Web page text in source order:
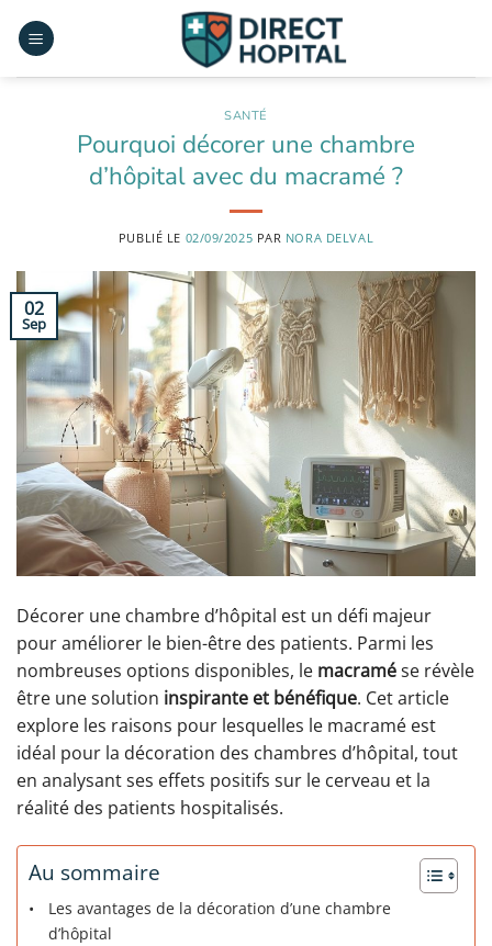
au
SANTÉ
Pourquoi décorer une chambre
d’hôpital avec du macramé ?
PUBLIÉ LE 02/09/2025 PAR NORA DELVAL
02
Sep
Décorer une chambre d’hôpital est un défi majeur
pour améliorer le bien-être des patients. Parmi les
nombreuses options disponibles, le macramése révèle
être une solution inspirante et bénéfique. Cet article
explore les raisons pour lesquelles le macramé est
idéal pour la décoration des chambres d’hôpital, tout
en analysant ses effets positifs sur le cerveau et la
réalité des patients hospitalisés.
Au sommaire
Les avantages de la décoration d’une chambre
d’hôpital